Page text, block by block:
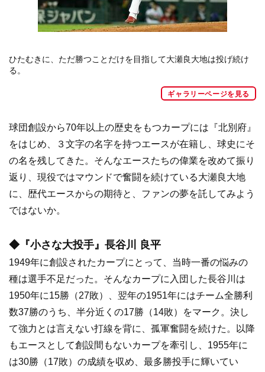
ひたむきに、ただ勝つことだけを目指して大瀬良大地は投げ続け
る。
ギャラリーページを見る
球団創設から70年以上の歴史をもつカープには『北別府』
をはじめ、３文字の名字を持つエースが在籍し、球史にそ
の名を残してきた。そんなエースたちの偉業を改めて振り
返り、現役ではマウンドで奮闘を続けている大瀬良大地
に、歴代エースからの期待と、ファンの夢を託してみよう
ではないか。
◆『小さな大投手』長谷川 良平
1949年に創設されたカープにとって、当時一番の悩みの
種は選手不足だった。そんなカープに入団した長谷川は
1950年に15勝（27敗）、翌年の1951年にはチーム全勝利
数37勝のうち、半分近くの17勝（14敗）をマーク。決し
て強力とは言えない打線を背に、孤軍奮闘を続けた。以降
もエースとして創設間もないカープを牽引し、1955年に
は30勝（17敗）の成績を収め、最多勝投手に輝いてい